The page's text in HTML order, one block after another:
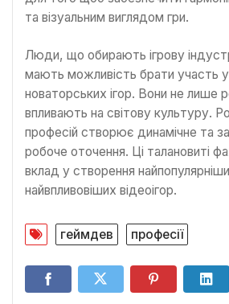
та візуальним виглядом гри.
Люди, що обирають ігрову
мають можливість брати участь у
новаторських ігор. Вони не лише
впливають на світову культуру.
професій створює динамічне та
робоче оточення. Ці талановиті
вклад у створення
найвпливовіших відеоігор.
геймдев професії